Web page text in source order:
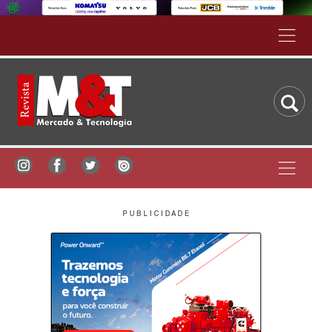
P U B L I C I D A D E